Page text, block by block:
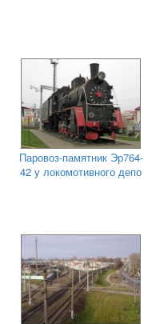
Паровоз-памятник Эр764-
42 у локомотивного депо